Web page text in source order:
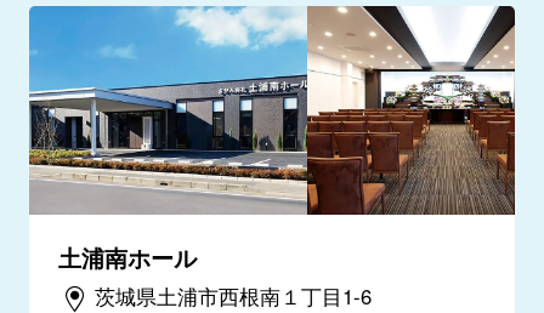
土浦南ホール
茨城県土浦市西根南１丁目1-6